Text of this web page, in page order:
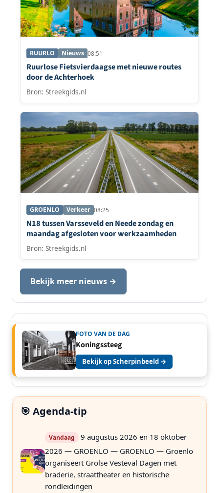
RUURLO Nieuws 08:51
Ruurlose Fietsvierdaagse met nieuwe routes
door de Achterhoek
Bron: Streekgids.nl
GROENLO Verkeer 08:25
N18 tussen Varsseveld en Neede zondag en
maandag afgesloten voor werkzaamheden
Bron: Streekgids.nl
Bekijk meer nieuws →
FOTO VAN DE DAG
Koningssteeg
Bekijk op Scherpinbeeld →
🎯 Agenda-tip
Vandaag
9 augustus 2026 en 18 oktober
2026 — GROENLO — GROENLO — Groenlo
organiseert Grolse Vesteval Dagen met
braderie, straattheater en historische
rondleidingen